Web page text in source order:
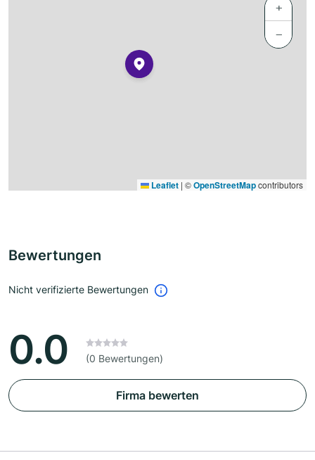
+
−
Leaflet | ©OpenStreetMapcontributors
Bewertungen
Nicht verifizierte Bewertungen
0.0 (0 Bewertungen)
Firma bewerten